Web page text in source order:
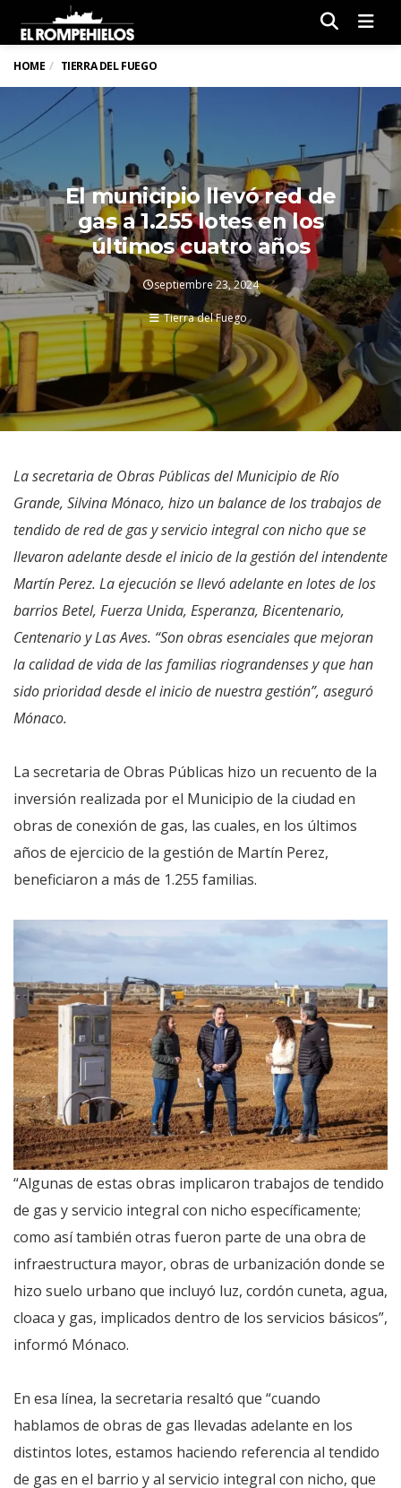
HOME TIERRA DEL FUEGO
El municipio llevó red de
gas a 1.255 lotes en los
últimos cuatro años
septiembre 23, 2024
Tierra del Fuego
La secretaria de Obras Públicas del Municipio de Río
Grande, Silvina Mónaco, hizo un balance de los trabajos de
tendido de red de gas y servicio integral con nicho que se
llevaron adelante desde el inicio de la gestión del intendente
Martín Perez. La ejecución se llevó adelante en lotes de los
barrios Betel, Fuerza Unida, Esperanza, Bicentenario,
Centenario y Las Aves. “Son obras esenciales que mejoran
la calidad de vida de las familias riograndenses y que han
sido prioridad desde el inicio de nuestra gestión”, aseguró
Mónaco.
La secretaria de Obras Públicas hizo un recuento de la
inversión realizada por el Municipio de la ciudad en
obras de conexión de gas, las cuales, en los últimos
años de ejercicio de la gestión de Martín Perez,
beneficiaron a más de 1.255 familias.
“Algunas de estas obras implicaron trabajos de tendido
de gas y servicio integral con nicho específicamente;
como así también otras fueron parte de una obra de
infraestructura mayor, obras de urbanización donde se
hizo suelo urbano que incluyó luz, cordón cuneta, agua,
cloaca y gas, implicados dentro de los servicios básicos”,
informó Mónaco.
En esa línea, la secretaria resaltó que “cuando
hablamos de obras de gas llevadas adelante en los
distintos lotes, estamos haciendo referencia al tendido
de gas en el barrio y al servicio integral con nicho, que